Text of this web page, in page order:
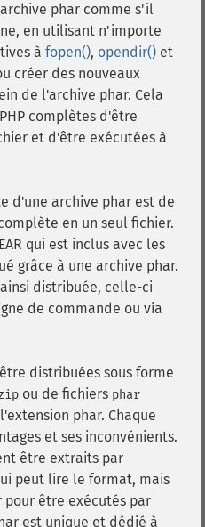
phar comme s'il
en utilisant n'importe
à fopen(), opendir() et
créer des nouveaux
de l'archive phar. Cela
complètes d'être
et d'être exécutées à
d'une archive phar est de
en un seul fichier.
qui est inclus avec les
grâce à une archive phar.
distribuée, celle-ci
de commande ou via
distribuées sous forme
ou de fichiers phar
phar. Chaque
et ses inconvénients.
être extraits par
peut lire le format, mais
être exécutés par
est unique et dédié à